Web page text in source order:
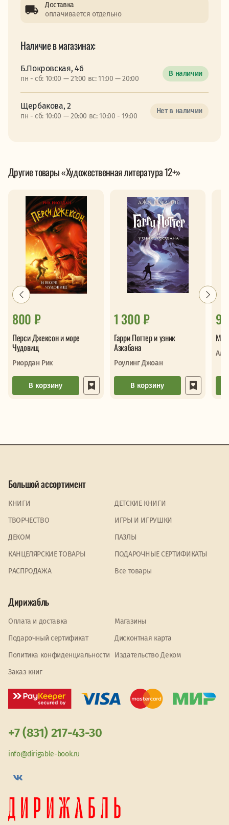
Доставка
оплачивается отдельно
Наличие в магазинах:
Б.Покровская, 46
пн - сб: 10:00 — 21:00 вс: 11:00 — 20:00
В наличии
Щербакова, 2
пн - сб: 10:00 — 20:00 вс: 10:00 - 19:00
Нет в наличии
Другие товары «Художественная литература 12+»
800 ₽
Перси Джексон и море
Чудовищ
Риордан Рик
В корзину
1 300 ₽
Гарри Поттер и узник
Азкабана
Роулинг Джоан
В корзину
Большой ассортимент
КНИГИ
ДЕТСКИЕ КНИГИ
ТВОРЧЕСТВО
ИГРЫ И ИГРУШКИ
ДЕКОМ
ПАЗЛЫ
КАНЦЕЛЯРСКИЕ ТОВАРЫ
ПОДАРОЧНЫЕ СЕРТИФИКАТЫ
PАСПРОДАЖА
Все товары
Дирижабль
Оплата и доставка
Магазины
Подарочный сертификат
Дисконтная карта
Политика конфиденциальности
Издательство Деком
Заказ книг
+7 (831) 217-43-30
info@dirigable-book.ru